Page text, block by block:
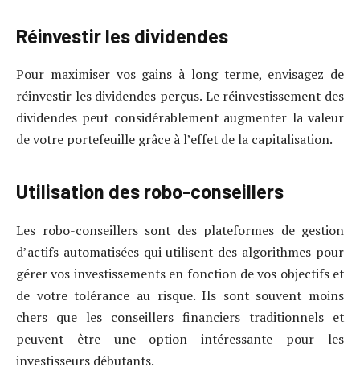
Réinvestir les dividendes
Pour maximiser vos gains à long terme, envisagez de
réinvestir les dividendes perçus. Le réinvestissement des
dividendes peut considérablement augmenter la valeur
de votre portefeuille grâce à l’effet de la capitalisation.
Utilisation des robo-conseillers
Les robo-conseillers sont des plateformes de gestion
d’actifs automatisées qui utilisent des algorithmes pour
gérer vos investissements en fonction de vos objectifs et
de votre tolérance au risque. Ils sont souvent moins
chers que les conseillers financiers traditionnels et
peuvent être une option intéressante pour les
investisseurs débutants.